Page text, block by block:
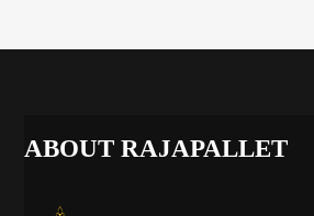
ABOUT RAJAPALLET